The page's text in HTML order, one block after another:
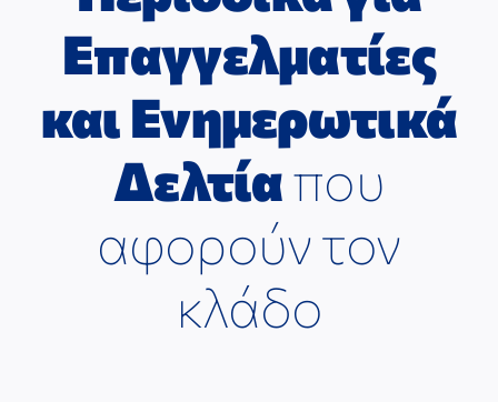
ΕΠΙΣΤΗΜΟΝΙΚΕΣ ΕΚΔΗΛΩΣΕΙΣ
ΕΠΙΣΤΗΜΟΝΙΚΟ ΥΛΙΚΟ
ΑΝΑΚΟΙΝΩΣΕΙΣ
Επαγγελματίες
και Ενημερωτικά
Δελτίαπου
αφορούν τον
κλάδο